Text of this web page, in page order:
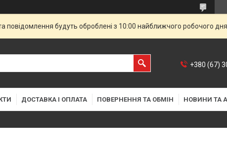
повідомлення будуть оброблені з 10:00 найближчого робочого
+380 (67)
ДОСТАВКА І ОПЛАТА ПОВЕРНЕННЯ ТА ОБМІН НОВИНИ ТА